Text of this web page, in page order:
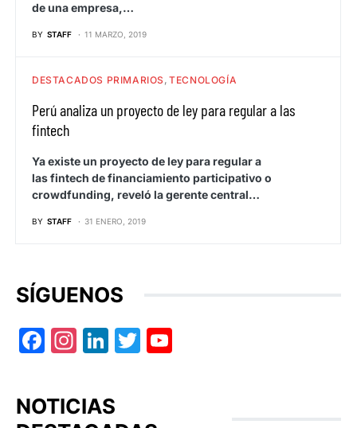
de una empresa,…
BY STAFF 11 MARZO, 2019
DESTACADOS PRIMARIOS TECNOLOGÍA
Perú analiza un proyecto de ley para regular a las
fintech
Ya existe un proyecto de ley para regular a
las fintech de financiamiento participativo o
crowdfunding, reveló la gerente central…
BY STAFF 31 ENERO, 2019
SÍGUENOS
Facebook
Instagram
LinkedIn
Twitter
NOTICIAS